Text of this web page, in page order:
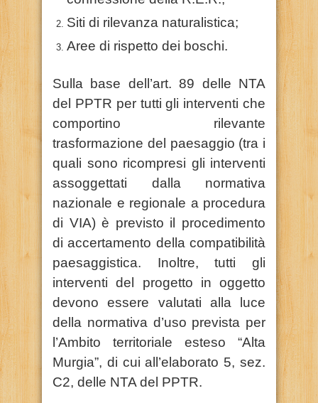
Siti di rilevanza naturalistica;
Aree di rispetto dei boschi.
Sulla base dell’art. 89 delle NTA
del PPTR per tutti gli interventi che
comportino rilevante
trasformazione del paesaggio (tra i
quali sono ricompresi gli interventi
assoggettati dalla normativa
nazionale e regionale a procedura
di VIA) è previsto il procedimento
di accertamento della compatibilità
paesaggistica. Inoltre, tutti gli
interventi del progetto in oggetto
devono essere valutati alla luce
della normativa d’uso prevista per
l’Ambito territoriale esteso “Alta
Murgia”, di cui all’elaborato 5, sez.
C2, delle NTA del PPTR.